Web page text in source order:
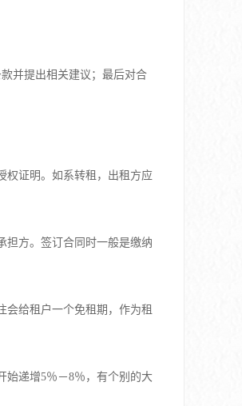
并提出相关建议；最后对合
权证明。如系转租，出租方应
担方。签订合同时一般是缴纳
会给租户一个免租期，作为租
始递增5％－8％，有个别的大